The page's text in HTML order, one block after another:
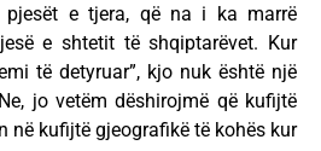
pjesët e tjera, që na i ka marrë
e shtetit të shqiptarëvet. Kur
të detyruar”, kjo nuk është një
jo vetëm dëshirojmë që kufijtë
në kufijtë gjeografikë të kohës kur